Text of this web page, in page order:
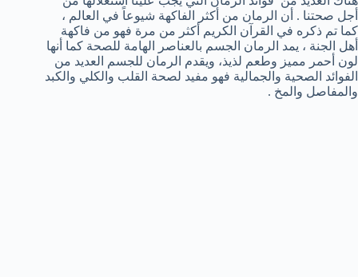
أجل صحتنا . أن الرمان من أكثر الفاكهة شيوعاً في العالم ،
كما تم ذكره في القرآن الكريم أكثر من مرة فهو من فاكهة
أهل الجنة ، يمد الرمان الجسم بالعناصر الهامة للصحة كما أنها
لون أحمر مميز وطعم لذيذ، ويقدم الرمان للجسم العديد من
الفوائد الصحية والجمالية فهو مفيد لصحة القلب والكلي والكبد
والمفاصل والمخ .